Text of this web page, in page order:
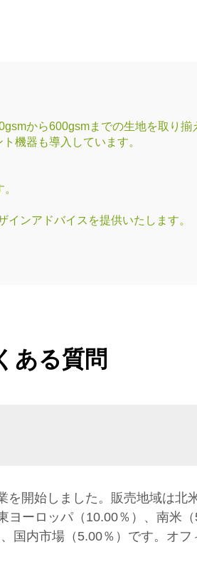
から600gsmまでの生地を取り揃
機器も導入しています。
ンアドバイスを提供いたします。
ある質問
開始しました。販売地域は北
ヨーロッパ（10.00％）、南米
国内市場（5.00％）です。オ